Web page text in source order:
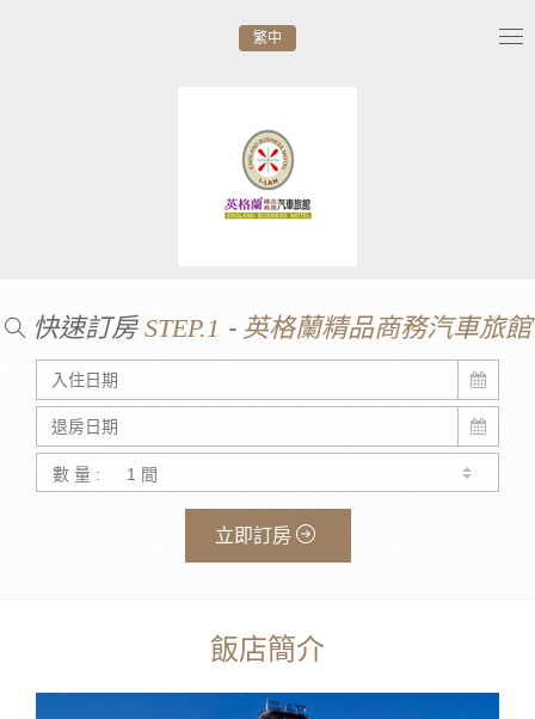
繁中
快速訂房 STEP.1 - 英格蘭精品商務汽車旅館
數 量 :
立即訂房
飯店簡介